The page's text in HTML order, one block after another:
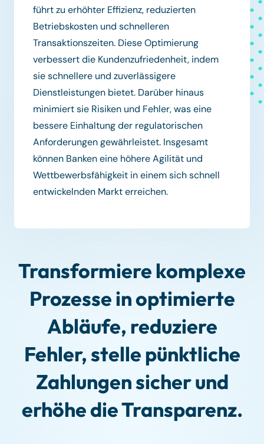
führt zu erhöhter Effizienz, reduzierten
Betriebskosten und schnelleren
Transaktionszeiten. Diese Optimierung
verbessert die Kundenzufriedenheit, indem
sie schnellere und zuverlässigere
Dienstleistungen bietet. Darüber hinaus
minimiert sie Risiken und Fehler, was eine
bessere Einhaltung der regulatorischen
Anforderungen gewährleistet. Insgesamt
können Banken eine höhere Agilität und
Wettbewerbsfähigkeit in einem sich schnell
entwickelnden Markt erreichen.
Transformiere komplexe
Prozesse in optimierte
Abläufe, reduziere
Fehler, stelle pünktliche
Zahlungen sicher und
erhöhe die Transparenz.